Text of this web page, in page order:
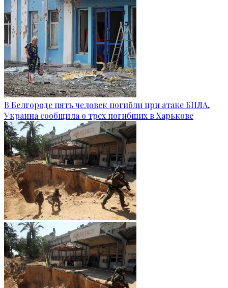
В Белгороде пять человек погибли при атаке БПЛА,
Украина сообщила о трех погибших в Харькове